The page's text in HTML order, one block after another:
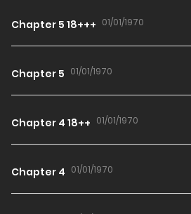
Chapter 5 18+++ 01/01/1970
Chapter 5 01/01/1970
Chapter 4 18++ 01/01/1970
Chapter 4 01/01/1970